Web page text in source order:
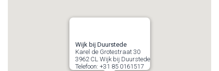
Wijk bij Duurstede
Karel de Grotestraat 30
3962 CLWijk bij Duurstede
Telefoon: +31 85 0161517